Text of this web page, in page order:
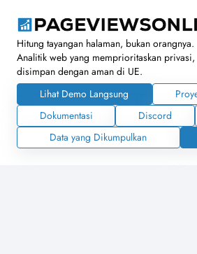
Hitung tayangan halaman, bukan orangnya.
Analitik web yang memprioritaskan privasi,
disimpan dengan aman di UE.
Lihat Demo Langsung
Dokumentasi
Discord
Data yang Dikumpulkan